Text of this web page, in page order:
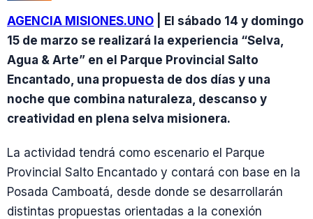
AGENCIA MISIONES.UNO | El sábado 14 y domingo
15 de marzo se realizará la experiencia “Selva,
Agua & Arte” en el Parque Provincial Salto
Encantado, una propuesta de dos días y una
noche que combina naturaleza, descanso y
creatividad en plena selva misionera.
La actividad tendrá como escenario el Parque
Provincial Salto Encantado y contará con base en la
Posada Camboatá, desde donde se desarrollarán
distintas propuestas orientadas a la conexión